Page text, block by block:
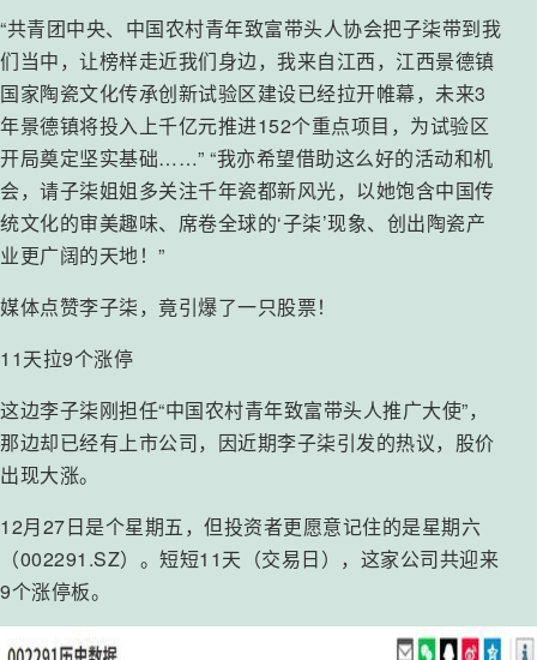
“共青团中央、中国农村青年致富带头人协会把子柒带到我
们当中，让榜样走近我们身边，我来自江西，江西景德镇
国家陶瓷文化传承创新试验区建设已经拉开帷幕，未来3
年景德镇将投入上千亿元推进152个重点项目，为试验区
开局奠定坚实基础……” “我亦希望借助这么好的活动和机
会，请子柒姐姐多关注千年瓷都新风光，以她饱含中国传
统文化的审美趣味、席卷全球的‘子柒’现象、创出陶瓷产
业更广阔的天地！”
媒体点赞李子柒，竟引爆了一只股票！
11天拉9个涨停
这边李子柒刚担任“中国农村青年致富带头人推广大使”，
那边却已经有上市公司，因近期李子柒引发的热议，股价
出现大涨。
12月27日是个星期五，但投资者更愿意记住的是星期六
（002291.SZ）。短短11天（交易日），这家公司共迎来
9个涨停板。